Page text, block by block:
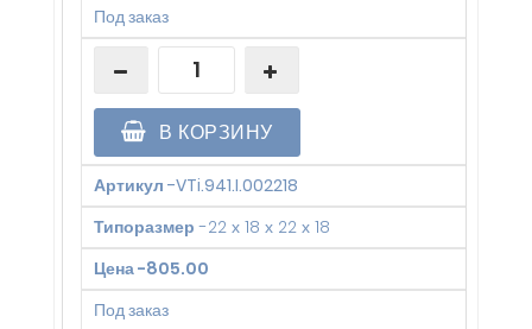
Под заказ
В КОРЗИНУ
Артикул -VTi.941.I.002218
Типоразмер -22 х 18 х 22 х 18
Цена-805.00
Под заказ